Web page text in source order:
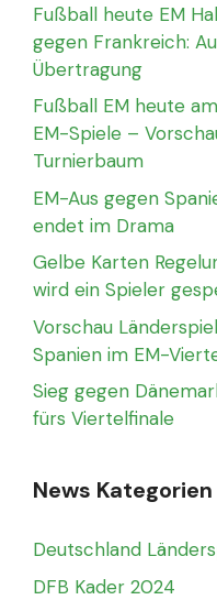
Fußball heute EM
gegen Frankreich:
Übertragung
Fußball EM heute
EM-Spiele –
Turnierbaum
EM-Aus gegen
endet im Drama
Gelbe Karten
wird ein Spieler
Vorschau
Spanien im EM-
Sieg gegen
fürs Viertelfinale
News Kategorien
Deutschland
DFB Kader 2024